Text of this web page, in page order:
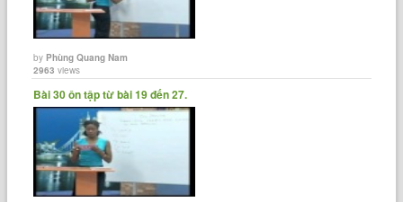
byPhùng Quang Nam
2963 views
Bài 30 ôn tập từ bài 19 đến 27.